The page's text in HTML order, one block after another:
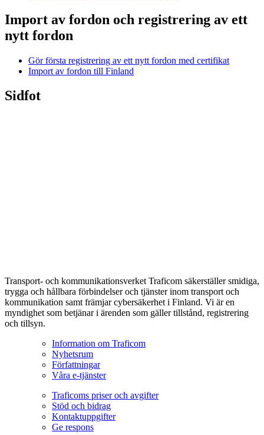
Import av fordon och registrering av ett
nytt fordon
Gör första registrering av ett nytt fordon med certifikat
Import av fordon till Finland
Sidfot
Transport- och kommunikationsverket Traficom säkerställer smidiga,
trygga och hållbara förbindelser och tjänster inom transport och
kommunikation samt främjar cybersäkerhet i Finland. Vi är en
myndighet som betjänar i ärenden som gäller tillstånd, registrering
och tillsyn.
Information om Traficom
Nyhetsrum
Författningar
Våra e-tjänster
Traficoms priser och avgifter
Stöd och bidrag
Kontaktuppgifter
Ge respons